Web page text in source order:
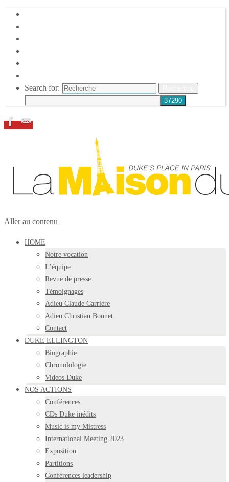
Search for:
Aller au contenu
HOME
Notre vocation
L’équipe
Revue de presse
Témoignages
Adieu Claude Carrière
Adieu Christian Bonnet
Contact
DUKE ELLINGTON
Biographie
Chronolologie
Videos Duke
NOS ACTIONS
Conférences
CDs Duke inédits
Music is my Mistress
International Meeting 2023
Exposition
Partitions
Conférences leadership